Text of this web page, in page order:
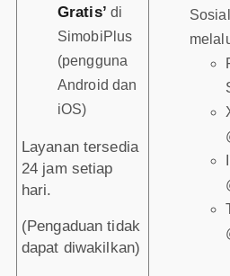
Gratis’ di
SimobiPlus
(pengguna
Android dan
iOS)
Layanan tersedia
24 jam setiap
hari.
(Pengaduan tidak
dapat diwakilkan)